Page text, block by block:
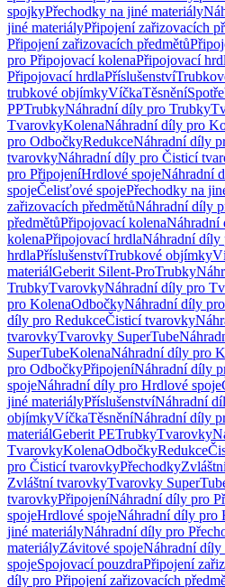
spojkyPřechodky na jiné materiály
jiné materiályPřipojení zařizovacích
Připojení zařizovacích předmětů
pro Připojovací kolenaPřipojovací
Připojovací hrdlaPříslušenství
trubkové objímkyVíčkaTěsnění
PPTrubkyNáhradní díly pro Trubky
TvarovkyKolenaNáhradní díly pro
pro OdbočkyRedukceNáhradní díly
tvarovkyNáhradní díly pro Čisticí
pro PřipojeníHrdlové spojeNáhradní
spojeČelisťové spojePřechodky na
zařizovacích předmětůNáhradní díly
předmětůPřipojovací kolenaNáhradní
kolenaPřipojovací hrdlaNáhradní díly
hrdlaPříslušenstvíTrubkové objímky
materiálGeberit Silent-ProTrubky
TrubkyTvarovkyNáhradní díly pro
pro KolenaOdbočkyNáhradní díly
díly pro RedukceČisticí tvarovky
tvarovkyTvarovky SuperTube
SuperTubeKolenaNáhradní díly pro
pro OdbočkyPřipojeníNáhradní díly
spojeNáhradní díly pro Hrdlové spoje
jiné materiályPříslušenstvíNáhradní
objímkyVíčkaTěsněníNáhradní díly
materiálGeberit PETrubkyTvarovky
TvarovkyKolenaOdbočkyRedukce
pro Čisticí tvarovkyPřechodky
Zvláštní tvarovkyTvarovky
tvarovkyPřipojeníNáhradní díly pro
spojeHrdlové spojeNáhradní díly pro
jiné materiályNáhradní díly pro
materiályZávitové spojeNáhradní díly
spojeSpojovací pouzdraPřipojení
díly pro Připojení zařizovacích